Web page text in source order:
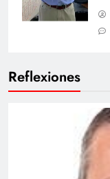
Reflexiones